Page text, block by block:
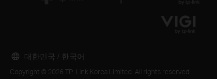
Copyright © 2026 TP-Link Korea Limited. All rights reserved.
대한민국 / 한국어